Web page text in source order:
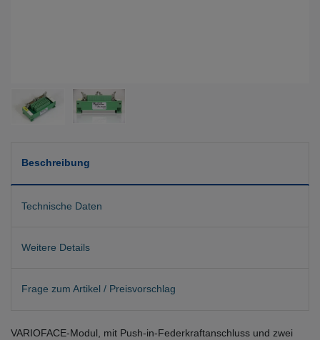
Beschreibung
Technische Daten
Weitere Details
Frage zum Artikel / Preisvorschlag
VARIOFACE-Modul, mit Push-in-Federkraftanschluss und zwei